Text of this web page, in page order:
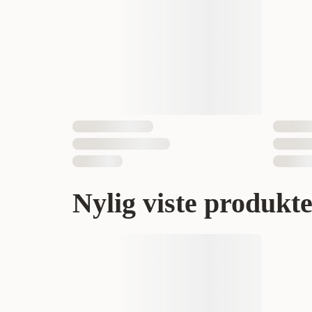
Nylig viste